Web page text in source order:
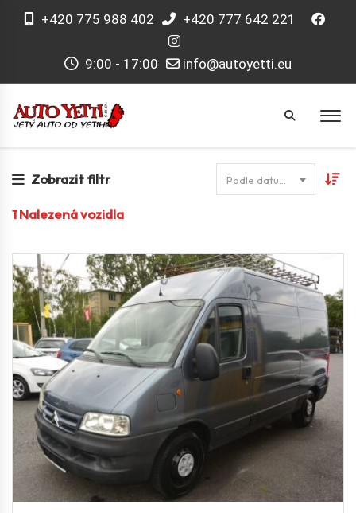
+420 775 988 402 +420 777 642 221
9:00 - 17:00 info@autoyetti.eu
Zobrazit filtr
1Nalezená vozidla